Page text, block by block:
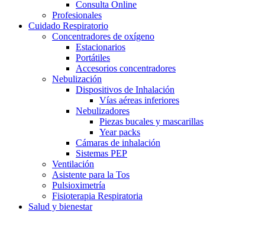
Consulta Online
Profesionales
Cuidado Respiratorio
Concentradores de oxígeno
Estacionarios
Portátiles
Accesorios concentradores
Nebulización
Dispositivos de Inhalación
Vías aéreas inferiores
Nebulizadores
Piezas bucales y mascarillas
Year packs
Cámaras de inhalación
Sistemas PEP
Ventilación
Asistente para la Tos
Pulsioximetría
Fisioterapia Respiratoria
Salud y bienestar